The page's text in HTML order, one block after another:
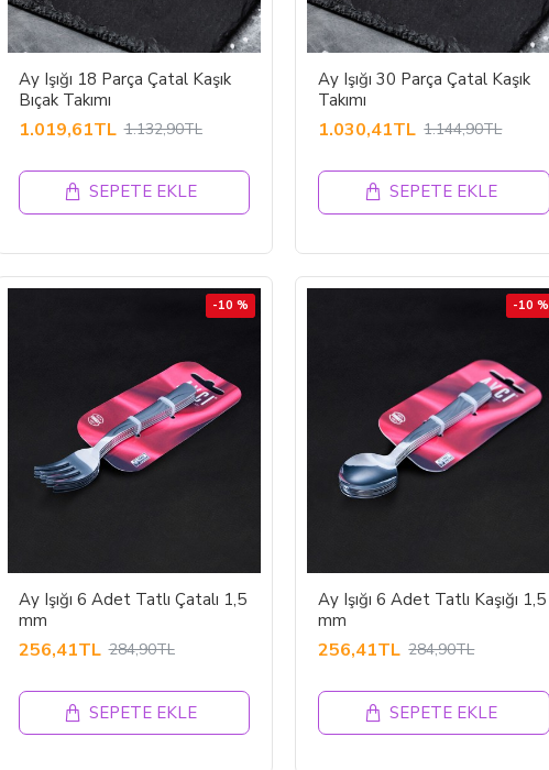
Ay Işığı 18 Parça Çatal Kaşık
Bıçak Takımı
1.019,61TL 1.132,90TL
SEPETE EKLE
Ay Işığı 30 Parça Çatal Kaşık
Takımı
1.030,41TL 1.144,90TL
SEPETE EKLE
-10 %
Ay Işığı 6 Adet Tatlı Çatalı 1,5
mm
256,41TL 284,90TL
SEPETE EKLE
-10 %
Ay Işığı 6 Adet Tatlı Kaşığı 1,5
mm
256,41TL 284,90TL
SEPETE EKLE